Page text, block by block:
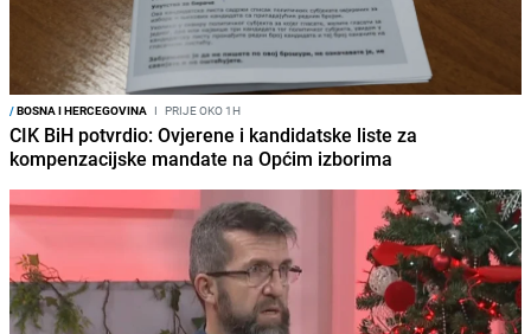
/BOSNA I HERCEGOVINA I PRIJE OKO 1H
CIK BiH potvrdio: Ovjerene i kandidatske liste za
kompenzacijske mandate na Općim izborima